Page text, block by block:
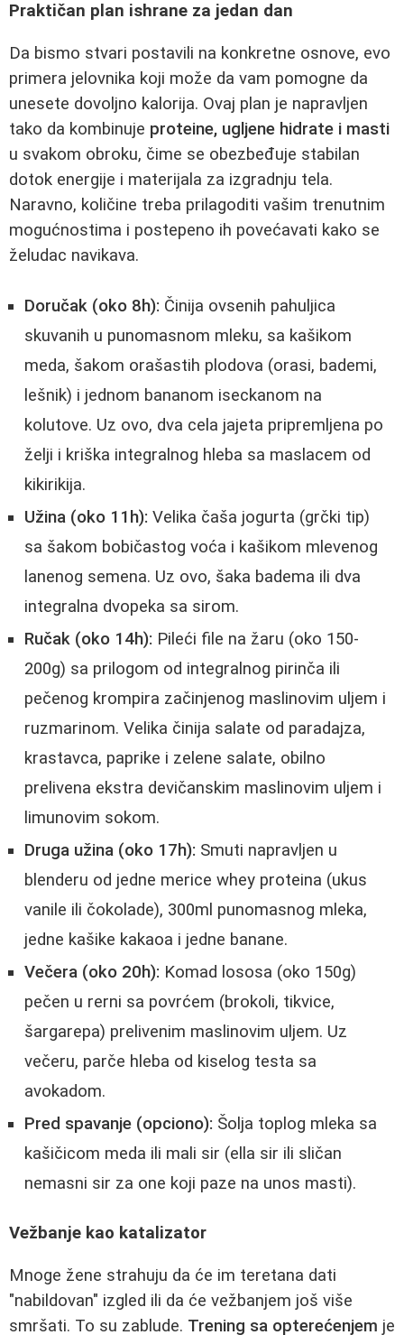
Praktičan plan ishrane za jedan dan
Da bismo stvari postavili na konkretne osnove, evo
primera jelovnika koji može da vam pomogne da
unesete dovoljno kalorija. Ovaj plan je napravljen
tako da kombinuje proteine, ugljene hidrate i masti
u svakom obroku, čime se obezbeđuje stabilan
dotok energije i materijala za izgradnju tela.
Naravno, količine treba prilagoditi vašim trenutnim
mogućnostima i postepeno ih povećavati kako se
želudac navikava.
Doručak (oko 8h): Činija ovsenih pahuljica
skuvanih u punomasnom mleku, sa kašikom
meda, šakom orašastih plodova (orasi, bademi,
lešnik) i jednom bananom iseckanom na
kolutove. Uz ovo, dva cela jajeta pripremljena po
želji i kriška integralnog hleba sa maslacem od
kikirikija.
Užina (oko 11h): Velika čaša jogurta (grčki tip)
sa šakom bobičastog voća i kašikom mlevenog
lanenog semena. Uz ovo, šaka badema ili dva
integralna dvopeka sa sirom.
Ručak (oko 14h): Pileći file na žaru (oko 150-
200g) sa prilogom od integralnog pirinča ili
pečenog krompira začinjenog maslinovim uljem i
ruzmarinom. Velika činija salate od paradajza,
krastavca, paprike i zelene salate, obilno
prelivena ekstra devičanskim maslinovim uljem i
limunovim sokom.
Druga užina (oko 17h): Smuti napravljen u
blenderu od jedne merice whey proteina (ukus
vanile ili čokolade), 300ml punomasnog mleka,
jedne kašike kakaoa i jedne banane.
Večera (oko 20h): Komad lososa (oko 150g)
pečen u rerni sa povrćem (brokoli, tikvice,
šargarepa) prelivenim maslinovim uljem. Uz
večeru, parče hleba od kiselog testa sa
avokadom.
Pred spavanje (opciono): Šolja toplog mleka sa
kašičicom meda ili mali sir (ella sir ili sličan
nemasni sir za one koji paze na unos masti).
Vežbanje kao katalizator
Mnoge žene strahuju da će im teretana dati
"nabildovan" izgled ili da će vežbanjem još više
smršati. To su zablude. Trening sa opterećenjem je